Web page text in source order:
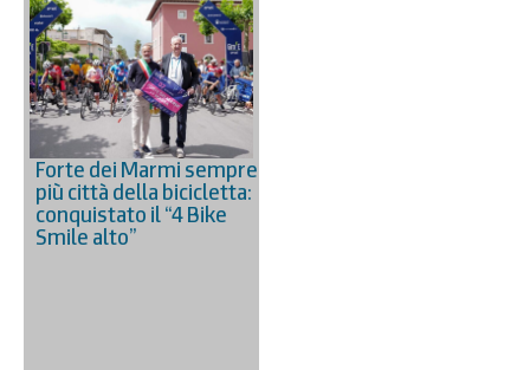
Forte dei Marmi sempre
più città della bicicletta:
conquistato il “4 Bike
Smile alto”